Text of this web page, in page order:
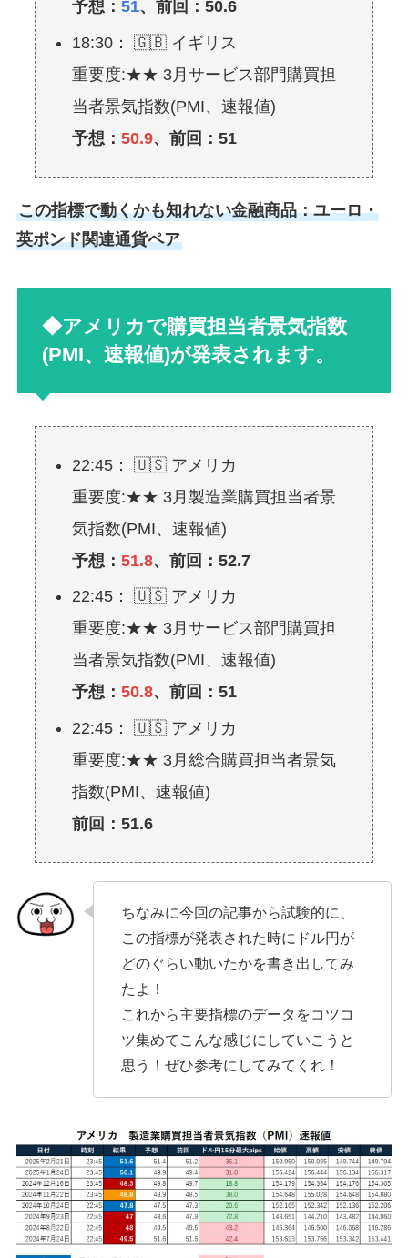
予想： 51、前回：50.6
18:30： 🇬🇧 イギリス
重要度:★★ 3月サービス部門購買担
当者景気指数(PMI、速報値)
予想： 50.9、前回：51
この指標で動くかも知れない金融商品：ユーロ・
英ポンド関連通貨ペア
◆アメリカで購買担当者景気指数
(PMI、速報値)が発表されます。
22:45： 🇺🇸 アメリカ
重要度:★★ 3月製造業購買担当者景
気指数(PMI、速報値)
予想： 51.8、前回：52.7
22:45： 🇺🇸 アメリカ
重要度:★★ 3月サービス部門購買担
当者景気指数(PMI、速報値)
予想： 50.8、前回：51
22:45： 🇺🇸 アメリカ
重要度:★★ 3月総合購買担当者景気
指数(PMI、速報値)
前回：51.6
ちなみに今回の記事から試験的に、
この指標が発表された時にドル円が
どのぐらい動いたかを書き出してみ
たよ！
これから主要指標のデータをコツコ
ツ集めてこんな感じにしていこうと
思う！ぜひ参考にしてみてくれ！